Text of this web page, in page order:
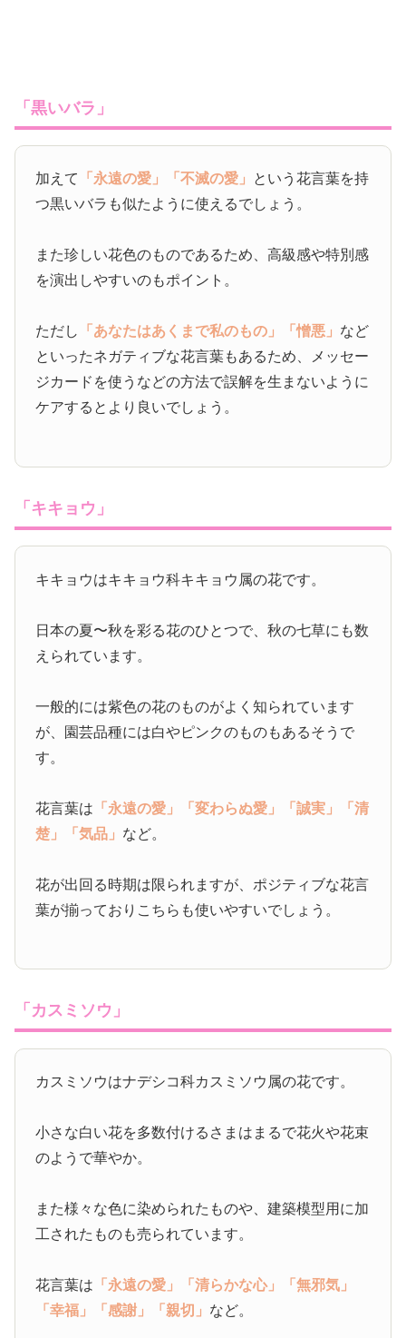
「黒いバラ」
加えて 「永遠の愛」 「不滅の愛」 という花言葉を持
つ黒いバラも似たように使えるでしょう。
また珍しい花色のものであるため、高級感や特別感
を演出しやすいのもポイント。
ただし 「あなたはあくまで私のもの」 「憎悪」 など
といったネガティブな花言葉もあるため、メッセー
ジカードを使うなどの方法で誤解を生まないように
ケアするとより良いでしょう。
「キキョウ」
キキョウはキキョウ科キキョウ属の花です。
日本の夏〜秋を彩る花のひとつで、秋の七草にも数
えられています。
一般的には紫色の花のものがよく知られています
が、園芸品種には白やピンクのものもあるそうで
す。
花言葉は 「永遠の愛」 「変わらぬ愛」 「誠実」
「清
楚」
「気品」 など。
花が出回る時期は限られますが、ポジティブな花言
葉が揃っておりこちらも使いやすいでしょう。
「カスミソウ」
カスミソウはナデシコ科カスミソウ属の花です。
小さな白い花を多数付けるさまはまるで花火や花束
のようで華やか。
また様々な色に染められたものや、建築模型用に加
工されたものも売られています。
花言葉は 「永遠の愛」 「清らかな心」
「無邪気」
「幸福」
「感謝」 「親切」 など。